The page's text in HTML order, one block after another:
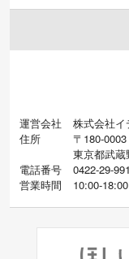
運営会社
株式会社イ
住所
〒180-0003
東京都武
電話番号
0422-29-
営業時間
10:00-